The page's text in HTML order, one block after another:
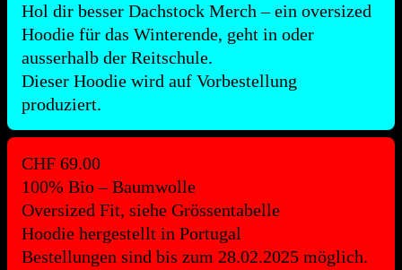
Hol dir besser Dachstock Merch – ein oversized
Hoodie für das Winterende, geht in oder
ausserhalb der Reitschule.
Dieser Hoodie wird auf Vorbestellung
produziert.
CHF 69.00
100% Bio – Baumwolle
Oversized Fit, siehe Grössentabelle
Hoodie hergestellt in Portugal
Bestellungen sind bis zum 28.02.2025 möglich.